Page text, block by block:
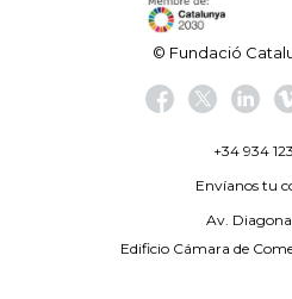
© Fundació
+34 934
Envíanos tu
Av.
Edificio Cámara de